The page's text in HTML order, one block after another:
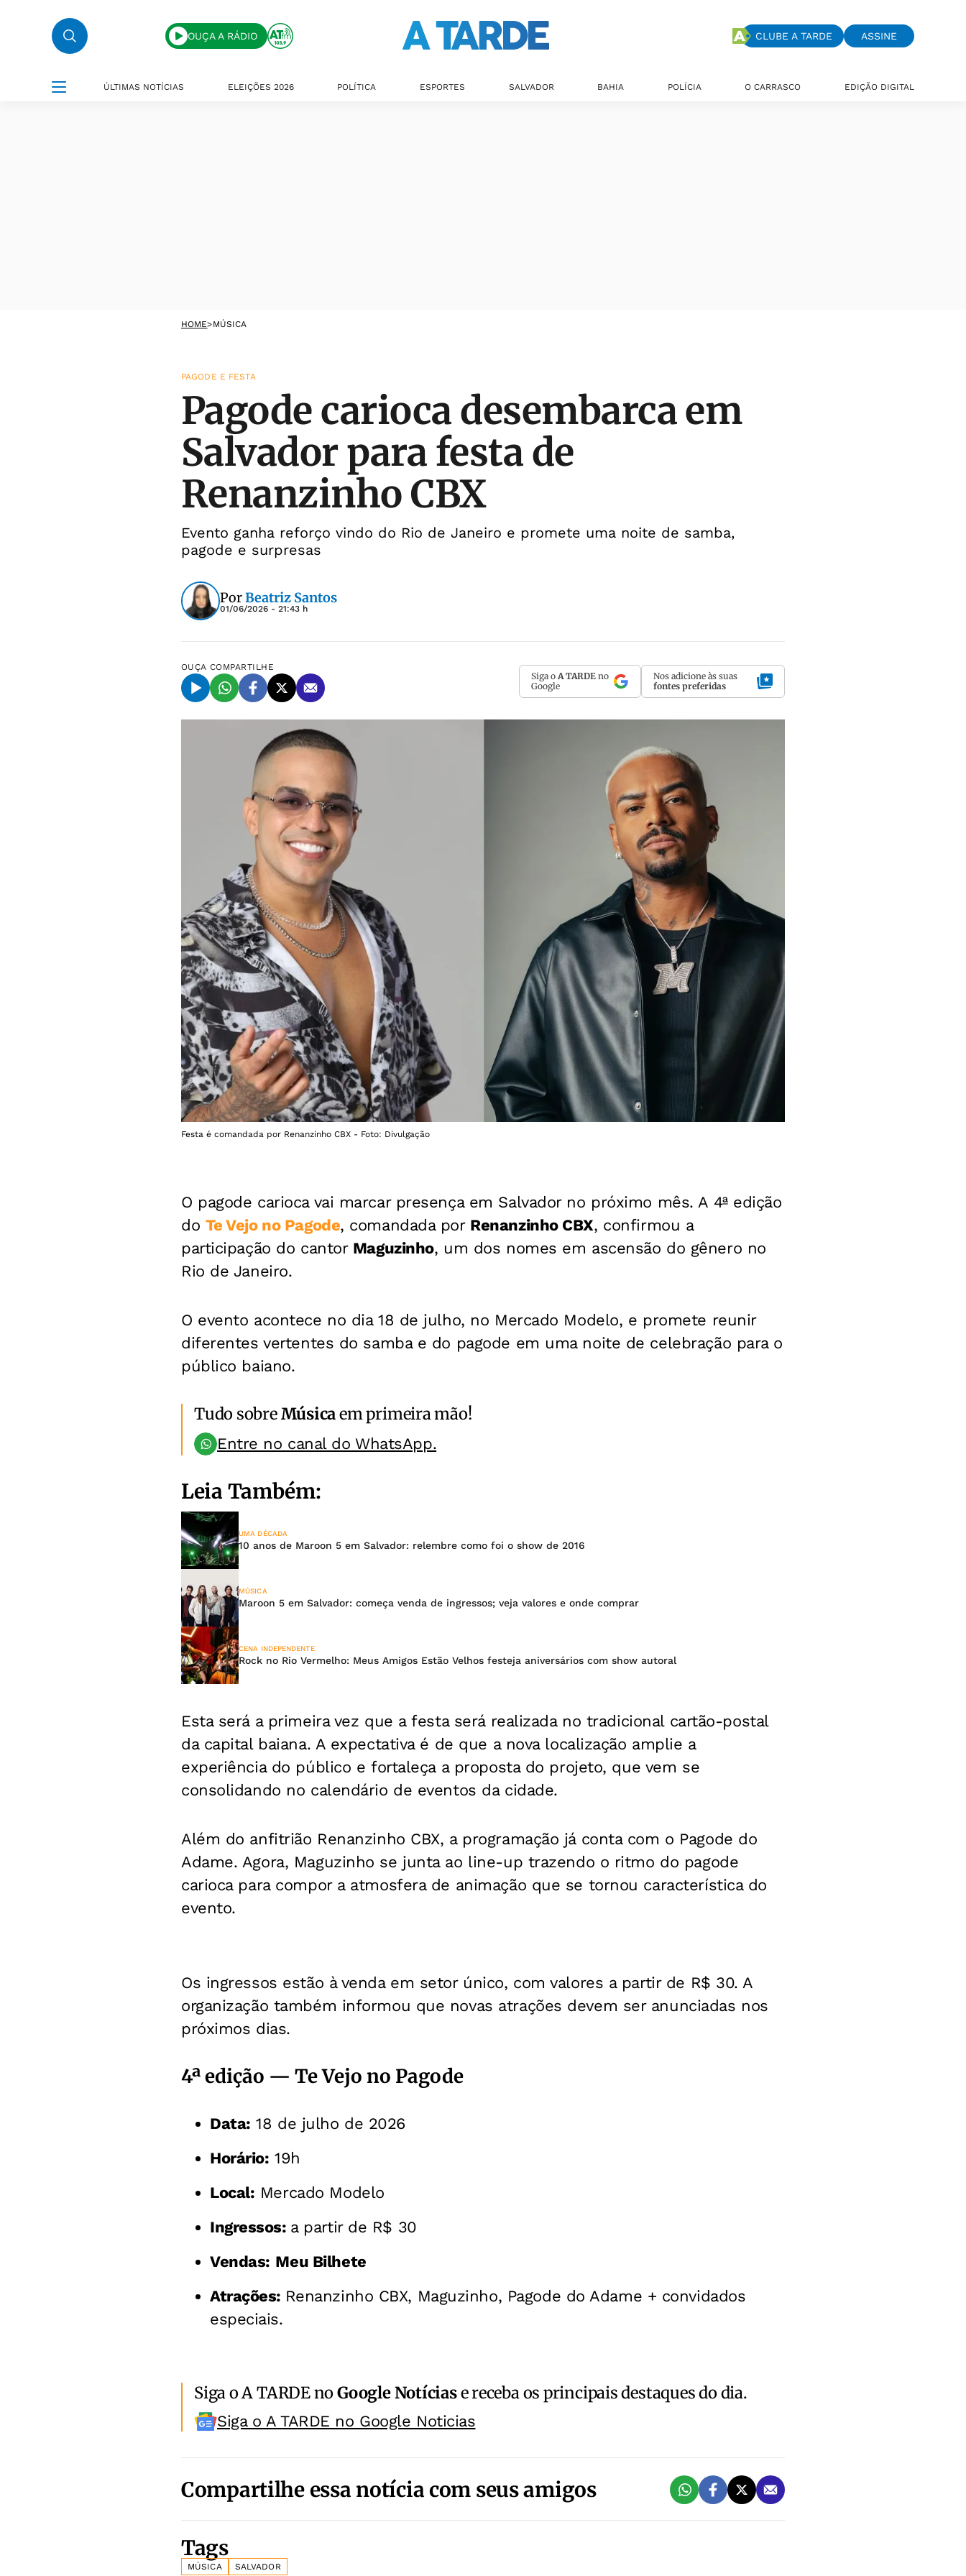
OUÇA A RÁDIO CLUBE A TARDE ASSINE
ÚLTIMAS NOTÍCIAS ELEIÇÕES 2026 POLÍTICA ESPORTES SALVADOR BAHIA POLÍCIA O CARRASCO EDIÇÃO DIGITAL
HOME>MÚSICA
PAGODE E FESTA
Pagode carioca desembarca em
Salvador para festa de
Renanzinho CBX
Evento ganha reforço vindo do Rio de Janeiro e promete uma noite de samba,
pagode e surpresas
PorBeatriz Santos
01/06/2026 - 21:43 h
OUÇA COMPARTILHE
Siga o A TARDE no
Google
Nos adicione às suas
fontes preferidas
Festa é comandada por Renanzinho CBX - Foto: Divulgação
O pagode carioca vai marcar presença em Salvador no próximo mês. A 4ª edição
do Te Vejo no Pagode, comandada por Renanzinho CBX, confirmou a
participação do cantor Maguzinho, um dos nomes em ascensão do gênero no
Rio de Janeiro.
O evento acontece no dia 18 de julho, no Mercado Modelo, e promete reunir
diferentes vertentes do samba e do pagode em uma noite de celebração para o
público baiano.
Tudo sobreMúsicaem primeira mão!
Entre no canal do WhatsApp.
Leia Também:
UMA DÉCADA
10 anos de Maroon 5 em Salvador: relembre como foi o show de 2016
MÚSICA
Maroon 5 em Salvador: começa venda de ingressos; veja valores e onde comprar
CENA INDEPENDENTE
Rock no Rio Vermelho: Meus Amigos Estão Velhos festeja aniversários com show autoral
Esta será a primeira vez que a festa será realizada no tradicional cartão-postal
da capital baiana. A expectativa é de que a nova localização amplie a
experiência do público e fortaleça a proposta do projeto, que vem se
consolidando no calendário de eventos da cidade.
Além do anfitrião Renanzinho CBX, a programação já conta com o Pagode do
Adame. Agora, Maguzinho se junta ao line-up trazendo o ritmo do pagode
carioca para compor a atmosfera de animação que se tornou característica do
evento.
Os ingressos estão à venda em setor único, com valores a partir de R$ 30. A
organização também informou que novas atrações devem ser anunciadas nos
próximos dias.
4ª edição — Te Vejo no Pagode
Data: 18 de julho de 2026
Horário: 19h
Local: Mercado Modelo
Ingressos: a partir de R$ 30
Vendas: Meu Bilhete
Atrações: Renanzinho CBX, Maguzinho, Pagode do Adame + convidados
especiais.
Siga o A TARDE noGoogle Notíciase receba os principais destaques do dia.
Siga o A TARDE no Google Noticias
Compartilhe essa notícia com seus amigos
Tags
MÚSICA SALVADOR